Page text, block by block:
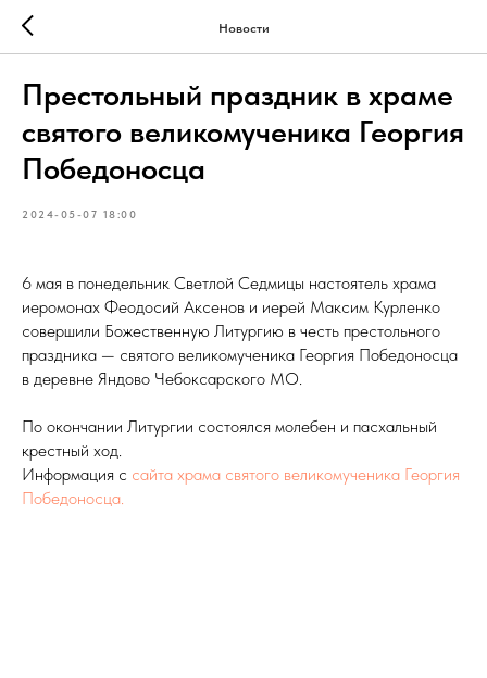
Новости
Престольный праздник в храме
святого великомученика Георгия
Победоносца
2024-05-07 18:00
6 мая в понедельник Светлой Седмицы настоятель храма
иеромонах Феодосий Аксенов и иерей Максим Курленко
совершили Божественную Литургию в честь престольного
праздника — святого великомученика Георгия Победоносца
в деревне Яндово Чебоксарского МО.
По окончании Литургии состоялся молебен и пасхальный
крестный ход.
Информация с сайта храма святого великомученика Георгия
Победоносца.